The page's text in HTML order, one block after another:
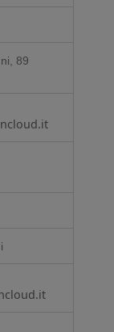
89